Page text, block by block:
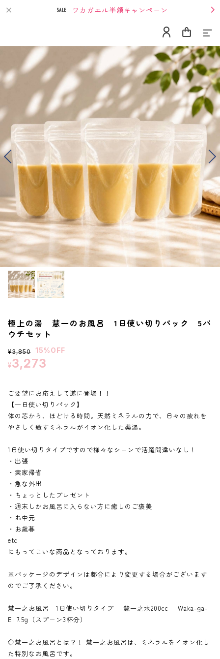
ワカガエル半額キャンペーン
Home
About
Contact
Category
単発購入
定期便
おすすめ
Shop Guide
お支払い方法について
配送・送料について
プライバシーポリシー
特定商取引法に基づく表記
LINE instagramYouTube
Previous Next
極上の湯 慧一のお風呂 1日使い切りパック 5パ
ウチセット
¥3,850 15%OFF
¥3,273
ご要望にお応えして遂に登場！！
【一日使い切りパック】
体の芯から、ほどける時間。天然ミネラルの力で、日々の疲れを
やさしく癒すミネラルがイオン化した薬湯。
1日使い切りタイプですので様々なシーンで活躍間違いなし！
・出張
・実家帰省
・急な外出
・ちょっとしたプレゼント
・週末しかお風呂に入らない方に癒しのご褒美
・お中元
・お歳暮
etc
にもってこいな商品となっております。
※パッケージのデザインは都合により変更する場合がございます
のでご了承ください。
慧一之お風呂 1日使い切りタイプ 慧一之水200cc Waka-ga-
El 7.5g（スプーン3杯分）
◇慧一之お風呂とは？！ 慧一之お風呂は、ミネラルをイオン化し
た特別なお風呂です。